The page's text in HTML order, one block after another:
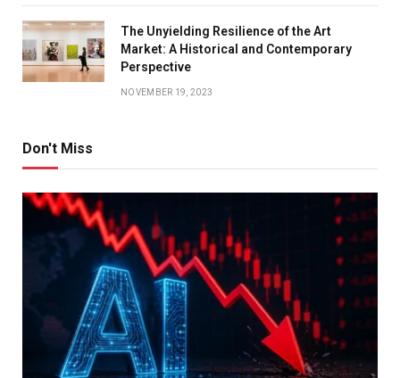
The Unyielding Resilience of the Art
Market: A Historical and Contemporary
Perspective
NOVEMBER 19, 2023
Don't Miss